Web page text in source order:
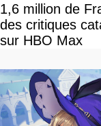
1,6 million de
des critiques
sur HBO Max